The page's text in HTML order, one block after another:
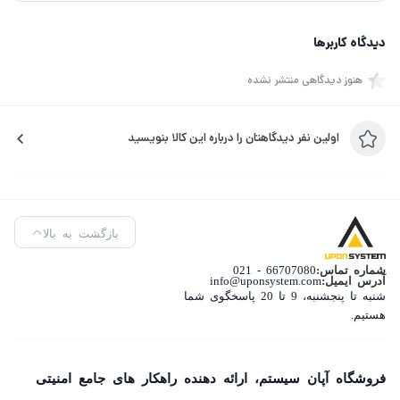
دیدگاه کاربرها
هنوز دیدگاهی منتشر نشده
اولین نفر دیدگاهتان را درباره این کالا بنویسید
شماره تماس:66707080 - 021
آدرس ایمیل:info@uponsystem.com
شنبه تا پنجشنبه، 9 تا 20 پاسخگوی شما
هستیم.
بازگشت به بالا
فروشگاه آپان سیستم، ارائه دهنده راهکار های جامع امنیتی